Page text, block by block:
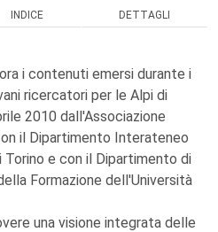
INDICE DETTAGLI
i contenuti emersi durante i
ricercatori per le Alpi di
2010 dall'Associazione
il Dipartimento Interateneo
e con il Dipartimento di
Formazione dell'Università
una visione integrata delle